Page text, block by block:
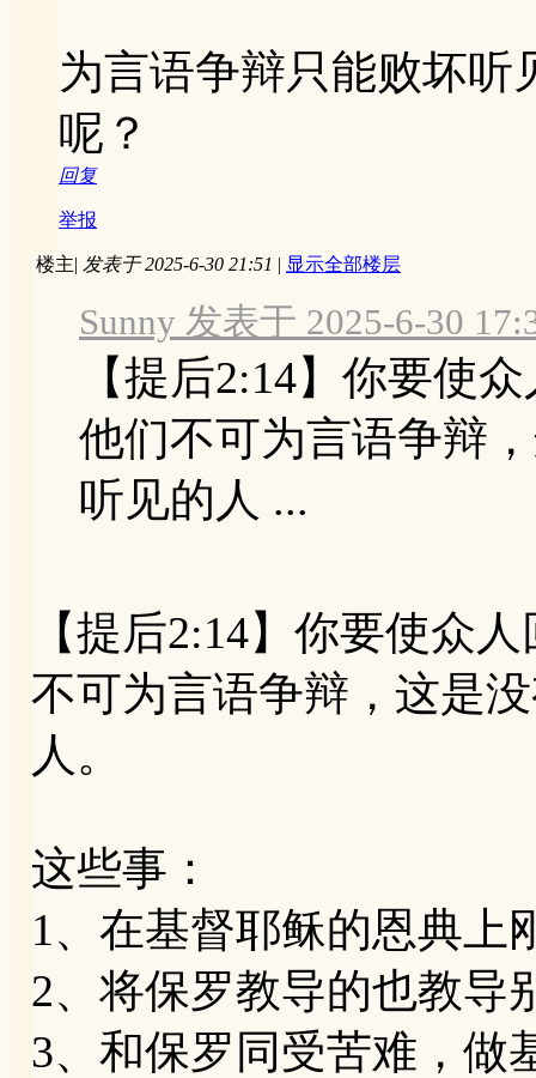
为言语争辩只能败坏听
呢？
回复
举报
楼主| 发表于 2025-6-30 21:51 | 显示全部楼层
Sunny 发表于 2025-6-30
【提后2:14】你要使
他们不可为言语争辩
听见的人 ...
【提后2:14】你要使众
不可为言语争辩，这是
人。
这些事：
1、在基督耶稣的恩典上
2、将保罗教导的也教导
3、和保罗同受苦难，做